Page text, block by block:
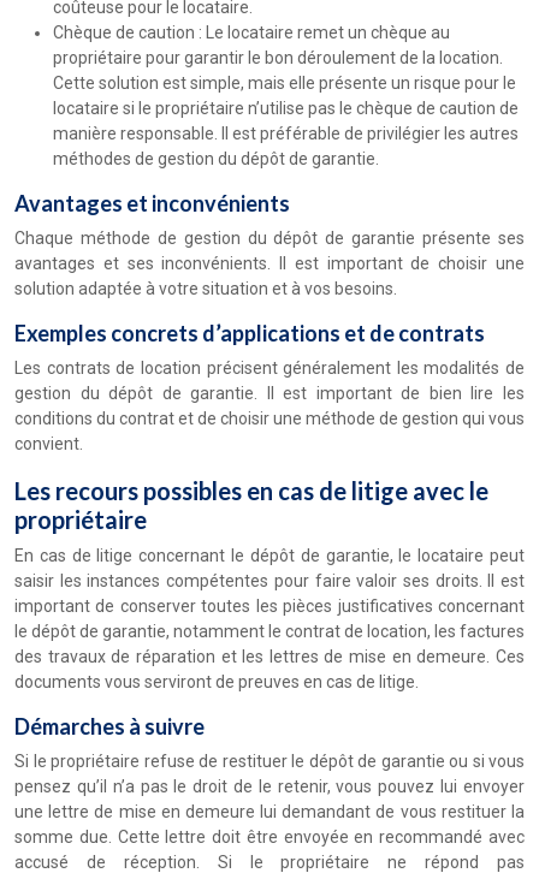
coûteuse pour le locataire.
Chèque de caution : Le locataire remet un chèque au
propriétaire pour garantir le bon déroulement de la location.
Cette solution est simple, mais elle présente un risque pour le
locataire si le propriétaire n’utilise pas le chèque de caution de
manière responsable. Il est préférable de privilégier les autres
méthodes de gestion du dépôt de garantie.
Avantages et inconvénients
Chaque méthode de gestion du dépôt de garantie présente ses
avantages et ses inconvénients. Il est important de choisir une
solution adaptée à votre situation et à vos besoins.
Exemples concrets d’applications et de contrats
Les contrats de location précisent généralement les modalités de
gestion du dépôt de garantie. Il est important de bien lire les
conditions du contrat et de choisir une méthode de gestion qui vous
convient.
Les recours possibles en cas de litige avec le
propriétaire
En cas de litige concernant le dépôt de garantie, le locataire peut
saisir les instances compétentes pour faire valoir ses droits. Il est
important de conserver toutes les pièces justificatives concernant
le dépôt de garantie, notamment le contrat de location, les factures
des travaux de réparation et les lettres de mise en demeure. Ces
documents vous serviront de preuves en cas de litige.
Démarches à suivre
Si le propriétaire refuse de restituer le dépôt de garantie ou si vous
pensez qu’il n’a pas le droit de le retenir, vous pouvez lui envoyer
une lettre de mise en demeure lui demandant de vous restituer la
somme due. Cette lettre doit être envoyée en recommandé avec
accusé de réception. Si le propriétaire ne répond pas